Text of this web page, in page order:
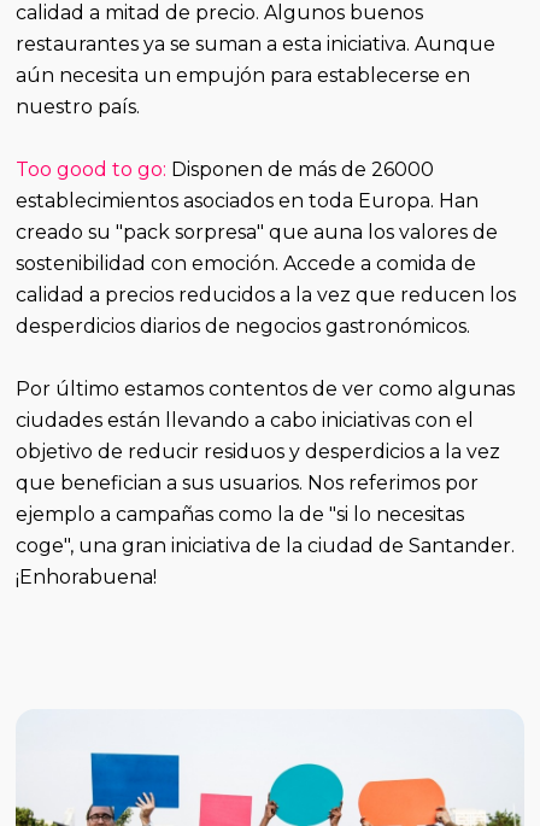
calidad a mitad de precio. Algunos buenos
restaurantes ya se suman a esta iniciativa. Aunque
aún necesita un empujón para establecerse en
nuestro país.
Too good to go: Disponen de más de 26000
establecimientos asociados en toda Europa. Han
creado su "pack sorpresa" que auna los valores de
sostenibilidad con emoción. Accede a comida de
calidad a precios reducidos a la vez que reducen los
desperdicios diarios de negocios gastronómicos.
Por último estamos contentos de ver como algunas
ciudades están llevando a cabo iniciativas con el
objetivo de reducir residuos y desperdicios a la vez
que benefician a sus usuarios. Nos referimos por
ejemplo a campañas como la de "si lo necesitas
coge", una gran iniciativa de la ciudad de Santander.
¡Enhorabuena!